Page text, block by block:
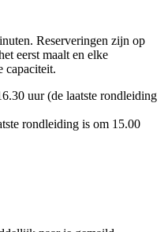
Reserveringen zijn op
eerst maalt en elke
capaciteit.
uur (de laatste rondleiding
rondleiding is om 15.00